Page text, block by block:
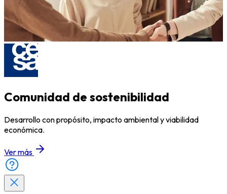
Comunidad de sostenibilidad
Desarrollo con propósito, impacto ambiental y viabilidad
económica.
Ver más